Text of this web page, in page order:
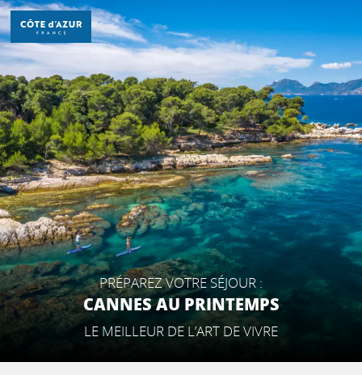
Aller
au
contenu
principal
PRÉPAREZ VOTRE SÉJOUR :
CANNES AU PRINTEMPS
LE MEILLEUR DE L’ART DE VIVRE